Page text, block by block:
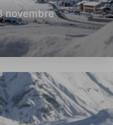
novembre